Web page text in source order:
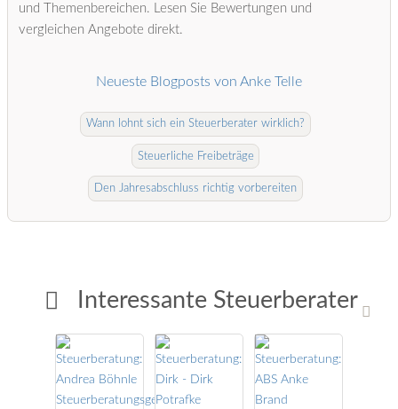
Interessante Steuerberater
und Themenbereichen. Lesen Sie Bewertungen und
vergleichen Angebote direkt.
Neueste Blogposts von Anke Telle
Wann lohnt sich ein Steuerberater wirklich?
Steuerliche Freibeträge
Den Jahresabschluss richtig vorbereiten